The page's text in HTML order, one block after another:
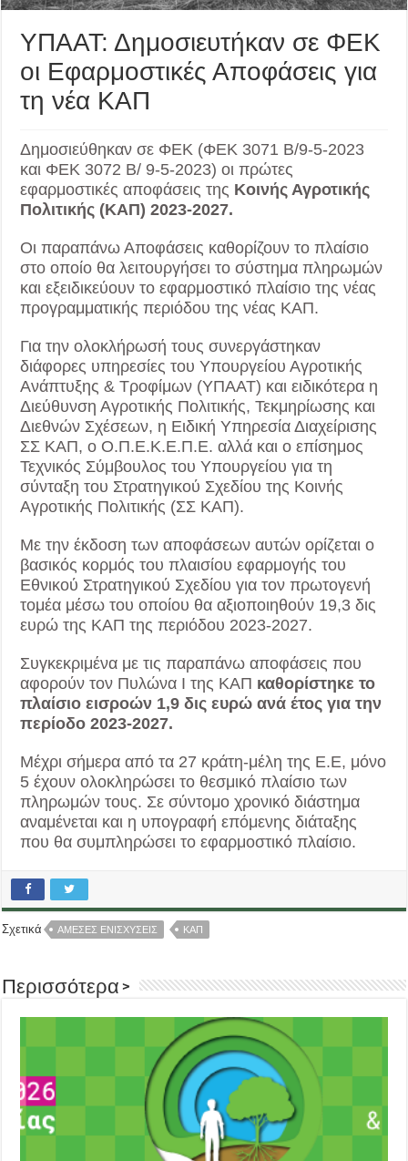
ΥΠΑΑΤ: Δημοσιευτήκαν σε ΦΕΚ
οι Εφαρμοστικές Αποφάσεις για
τη νέα ΚΑΠ
Δημοσιεύθηκαν σε ΦΕΚ (ΦΕΚ 3071 Β/9-5-2023
και ΦΕΚ 3072 Β/ 9-5-2023) οι πρώτες
εφαρμοστικές αποφάσεις της Κοινής Αγροτικής
Πολιτικής (ΚΑΠ) 2023-2027.
Οι παραπάνω Αποφάσεις καθορίζουν το πλαίσιο
στο οποίο θα λειτουργήσει το σύστημα πληρωμών
και εξειδικεύουν το εφαρμοστικό πλαίσιο της νέας
προγραμματικής περιόδου της νέας ΚΑΠ.
Για την ολοκλήρωσή τους συνεργάστηκαν
διάφορες υπηρεσίες του Υπουργείου Αγροτικής
Ανάπτυξης & Τροφίμων (ΥΠΑΑΤ) και ειδικότερα η
Διεύθυνση Αγροτικής Πολιτικής, Τεκμηρίωσης και
Διεθνών Σχέσεων, η Ειδική Υπηρεσία Διαχείρισης
ΣΣ ΚΑΠ, ο Ο.Π.Ε.Κ.Ε.Π.Ε. αλλά και ο επίσημος
Τεχνικός Σύμβουλος του Υπουργείου για τη
σύνταξη του Στρατηγικού Σχεδίου της Κοινής
Αγροτικής Πολιτικής (ΣΣ ΚΑΠ).
Με την έκδοση των αποφάσεων αυτών ορίζεται ο
βασικός κορμός του πλαισίου εφαρμογής του
Εθνικού Στρατηγικού Σχεδίου για τον πρωτογενή
τομέα μέσω του οποίου θα αξιοποιηθούν 19,3 δις
ευρώ της ΚΑΠ της περιόδου 2023-2027.
Συγκεκριμένα με τις παραπάνω αποφάσεις που
αφορούν τον Πυλώνα Ι της ΚΑΠ καθορίστηκε το
πλαίσιο εισροών 1,9 δις ευρώ ανά έτος για την
περίοδο 2023-2027.
Μέχρι σήμερα από τα 27 κράτη-μέλη της Ε.Ε, μόνο
5 έχουν ολοκληρώσει το θεσμικό πλαίσιο των
πληρωμών τους. Σε σύντομο χρονικό διάστημα
αναμένεται και η υπογραφή επόμενης διάταξης
που θα συμπληρώσει το εφαρμοστικό πλαίσιο.
Σχετικά ΑΜΕΣΕΣ ΕΝΙΣΧΥΣΕΙΣ ΚΑΠ
Περισσότερα >